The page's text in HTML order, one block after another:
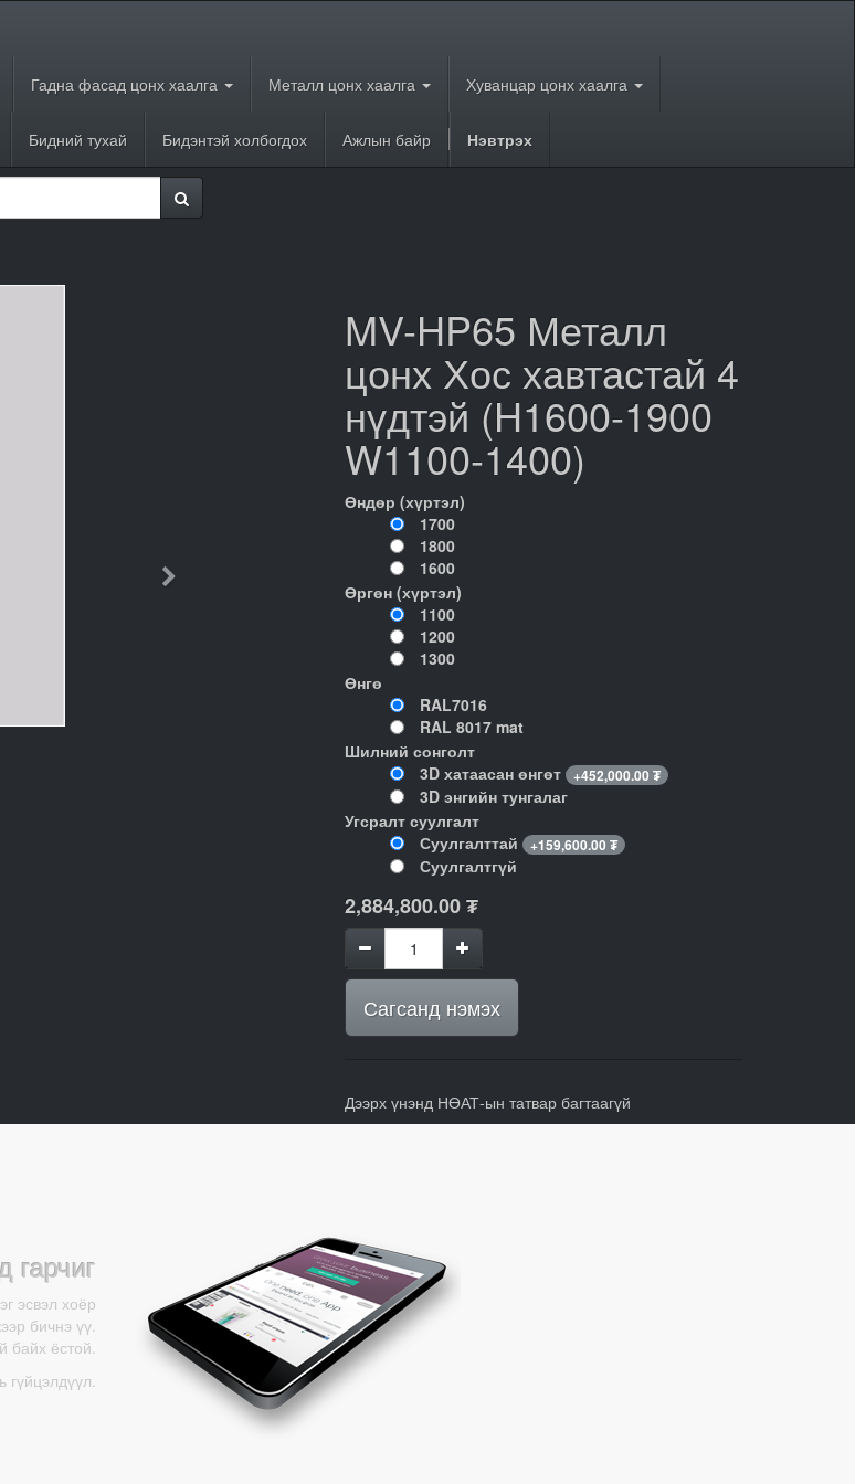
Гадна фасад цонх хаалга Металл цонх хаалга Хуванцар цонх хаалга
Бидний тухай Бидэнтэй холбогдох Ажлын байр Нэвтрэх
Дараачийн
MV-HP65 Металл
цонх Хос хавтастай 4
нүдтэй (H1600-1900
W1100-1400)
Өндөр (хүртэл)
1700
1800
1600
Өргөн (хүртэл)
1100
1200
1300
Өнгө
RAL7016
RAL 8017 mat
Шилний сонголт
3D хатаасан өнгөт
+452,000.00 ₮
3D энгийн тунгалаг
Угсралт суулгалт
Суулгалттай
+159,600.00 ₮
Суулгалтгүй
2,884,800.00₮
Сагсанд нэмэх
Дээрх үнэнд НӨАТ-ын татвар багтаагүй
гарчиг
эсвэл хоёр
бичнэ үү.
байх ёстой.
гүйцэлдүүл.